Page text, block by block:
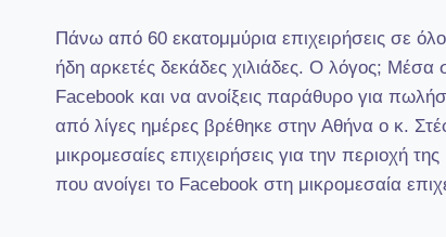
Πάνω από 60 εκατομμύρια επιχειρήσεις σε
ήδη αρκετές δεκάδες χιλιάδες. Ο λόγος;
Facebook και να ανοίξεις παράθυρο για
από λίγες ημέρες βρέθηκε στην Αθήνα ο κ.
μικρομεσαίες επιχειρήσεις για την περιοχή
που ανοίγει το Facebook στη μικρομεσαία